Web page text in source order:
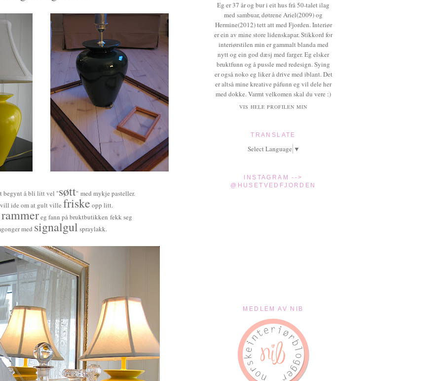
begynt å bli litt vel "søtt" med mykje pasteller.
ide om at gult ville friske opp litt.
rammereg fann på bruktbutikken fekk seg
med signalgul spraylakk.
Eg er 37 år og bur i eit hus frå 50-talet ilag
med sambuar, døtrene Ariel(2009) og
Hermine(2012) tett att med Fjorden. Interiør
er ein av mine store lidenskapar. Stikkord for
interiørstilen min er gammalt blanda med
nytt og ein god dæsj med farger. Eg elsker
bruktfunn og å pussle med redesign. Sying
er også noko eg liker å drive med iblant. Det
er altså mine kreative påfunn eg vil dele her
med dokke. Varmt velkomen skal du vere :)
VIS HELE PROFILEN MIN
TRANSLATE
Select Language ▼
INSTAGRAM -->
@HUSETVEDFJORDEN
MEDLEM AV NIB